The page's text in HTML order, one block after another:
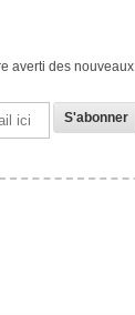
averti des nouveaux